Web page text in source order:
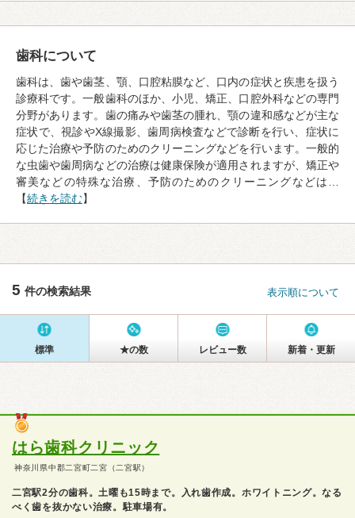
歯科について
歯科は、歯や歯茎、顎、口腔粘膜など、口内の症状と疾患を扱う
診療科です。一般歯科のほか、小児、矯正、口腔外科などの専門
分野があります。歯の痛みや歯茎の腫れ、顎の違和感などが主な
症状で、視診やX線撮影、歯周病検査などで診断を行い、症状に
応じた治療や予防のためのクリーニングなどを行います。一般的
な虫歯や歯周病などの治療は健康保険が適用されますが、矯正や
審美などの特殊な治療、予防のためのクリーニングなどは…
【続きを読む】
5 件の検索結果 表示順について
標準 ★の数 レビュー数 新着・更新
はら歯科クリニック
神奈川県中郡二宮町二宮（二宮駅）
二宮駅2分の歯科。土曜も15時まで。入れ歯作成。ホワイトニング。なる
べく歯を抜かない治療。駐車場有。